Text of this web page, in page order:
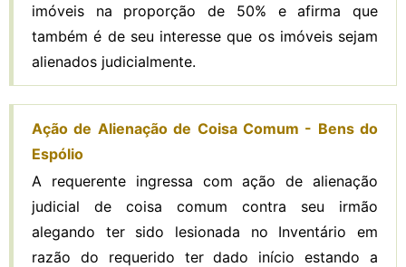
imóveis na proporção de 50% e afirma que
também é de seu interesse que os imóveis sejam
alienados judicialmente.
Ação de Alienação de Coisa Comum - Bens do
Espólio
A requerente ingressa com ação de alienação
judicial de coisa comum contra seu irmão
alegando ter sido lesionada no Inventário em
razão do requerido ter dado início estando a